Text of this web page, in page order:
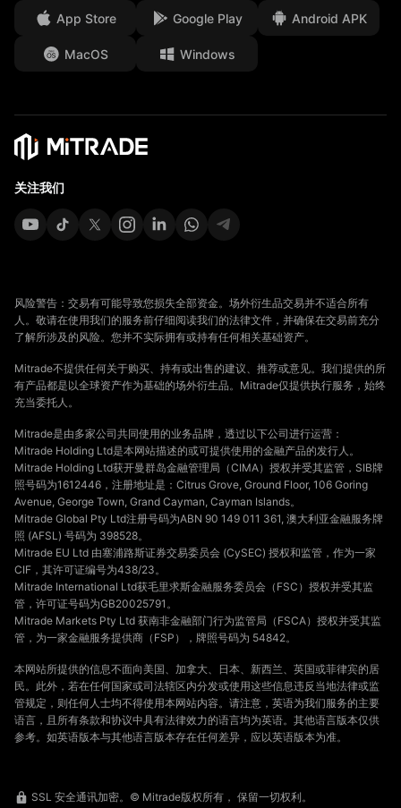
App Store Google Play Android APK
MacOS Windows
关注我们
风险警告：交易有可能导致您损失全部资金。场外衍生品交易并不适合所有
人。敬请在使用我们的服务前仔细阅读我们的法律文件，并确保在交易前充分
了解所涉及的风险。您并不实际拥有或持有任何相关基础资产。
Mitrade不提供任何关于购买、持有或出售的建议、推荐或意见。我们提供的所
有产品都是以全球资产作为基础的场外衍生品。Mitrade仅提供执行服务，始终
充当委托人。
Mitrade是由多家公司共同使用的业务品牌，透过以下公司进行运营：
Mitrade Holding Ltd是本网站描述的或可提供使用的金融产品的发行人。
Mitrade Holding Ltd获开曼群岛金融管理局（CIMA）授权并受其监管，SIB牌
照号码为1612446，注册地址是：Citrus Grove, Ground Floor, 106 Goring
Avenue, George Town, Grand Cayman, Cayman Islands。
Mitrade Global Pty Ltd注册号码为ABN 90 149 011 361, 澳大利亚金融服务牌
照 (AFSL) 号码为 398528。
Mitrade EU Ltd 由塞浦路斯证券交易委员会 (CySEC) 授权和监管，作为一家
CIF，其许可证编号为438/23。
Mitrade International Ltd获毛里求斯金融服务委员会（FSC）授权并受其监
管，许可证号码为GB20025791。
Mitrade Markets Pty Ltd 获南非金融部门行为监管局（FSCA）授权并受其监
管，为一家金融服务提供商（FSP），牌照号码为 54842。
本网站所提供的信息不面向美国、加拿大、日本、新西兰、英国或菲律宾的居
民。此外，若在任何国家或司法辖区内分发或使用这些信息违反当地法律或监
管规定，则任何人士均不得使用本网站内容。请注意，英语为我们服务的主要
语言，且所有条款和协议中具有法律效力的语言均为英语。其他语言版本仅供
参考。如英语版本与其他语言版本存在任何差异，应以英语版本为准。
SSL 安全通讯加密。© Mitrade版权所有， 保留一切权利。